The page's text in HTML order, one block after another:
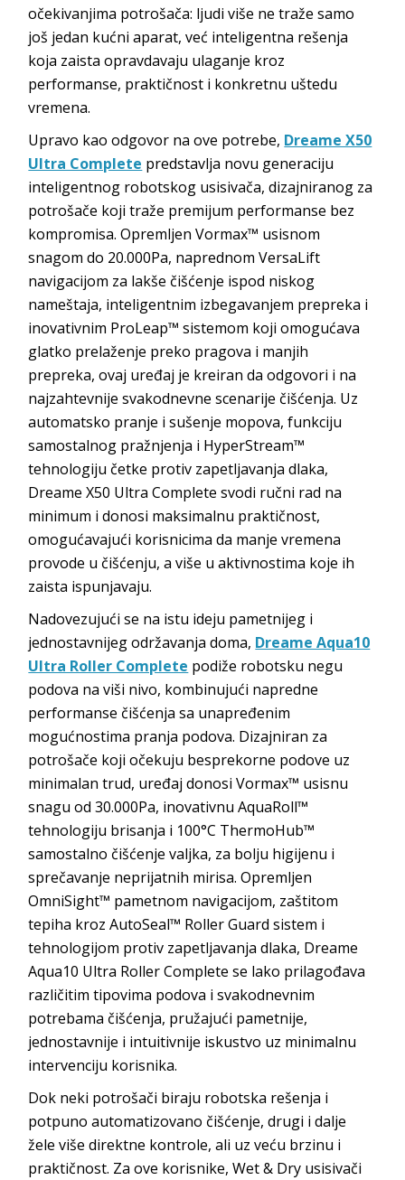
očekivanjima potrošača: ljudi više ne traže samo
još jedan kućni aparat, već inteligentna rešenja
koja zaista opravdavaju ulaganje kroz
performanse, praktičnost i konkretnu uštedu
vremena.
Upravo kao odgovor na ove potrebe, Dreame X50
Ultra Complete predstavlja novu generaciju
inteligentnog robotskog usisivača, dizajniranog za
potrošače koji traže premijum performanse bez
kompromisa. Opremljen Vormax™ usisnom
snagom do 20.000Pa, naprednom VersaLift
navigacijom za lakše čišćenje ispod niskog
nameštaja, inteligentnim izbegavanjem prepreka i
inovativnim ProLeap™ sistemom koji omogućava
glatko prelaženje preko pragova i manjih
prepreka, ovaj uređaj je kreiran da odgovori i na
najzahtevnije svakodnevne scenarije čišćenja. Uz
automatsko pranje i sušenje mopova, funkciju
samostalnog pražnjenja i HyperStream™
tehnologiju četke protiv zapetljavanja dlaka,
Dreame X50 Ultra Complete svodi ručni rad na
minimum i donosi maksimalnu praktičnost,
omogućavajući korisnicima da manje vremena
provode u čišćenju, a više u aktivnostima koje ih
zaista ispunjavaju.
Nadovezujući se na istu ideju pametnijeg i
jednostavnijeg održavanja doma, Dreame Aqua10
Ultra Roller Complete podiže robotsku negu
podova na viši nivo, kombinujući napredne
performanse čišćenja sa unapređenim
mogućnostima pranja podova. Dizajniran za
potrošače koji očekuju besprekorne podove uz
minimalan trud, uređaj donosi Vormax™ usisnu
snagu od 30.000Pa, inovativnu AquaRoll™
tehnologiju brisanja i 100°C ThermoHub™
samostalno čišćenje valjka, za bolju higijenu i
sprečavanje neprijatnih mirisa. Opremljen
OmniSight™ pametnom navigacijom, zaštitom
tepiha kroz AutoSeal™ Roller Guard sistem i
tehnologijom protiv zapetljavanja dlaka, Dreame
Aqua10 Ultra Roller Complete se lako prilagođava
različitim tipovima podova i svakodnevnim
potrebama čišćenja, pružajući pametnije,
jednostavnije i intuitivnije iskustvo uz minimalnu
intervenciju korisnika.
Dok neki potrošači biraju robotska rešenja i
potpuno automatizovano čišćenje, drugi i dalje
žele više direktne kontrole, ali uz veću brzinu i
praktičnost. Za ove korisnike, Wet & Dry usisivači